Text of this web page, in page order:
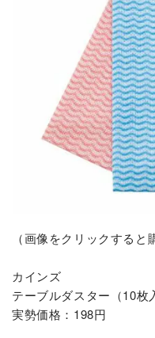
（画像をクリックすると
カインズ
テーブルダスター（10枚
実勢価格：198円